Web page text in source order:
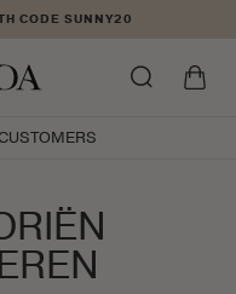
CODE SUNNY20
Cart